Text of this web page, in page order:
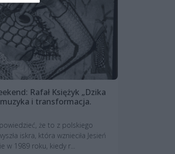
Rafał Księżyk „Dzika
i transformacja.
powiedzieć, że to z polskiego
iskra, która wznieciła Jesień
w 1989 roku, kiedy r...